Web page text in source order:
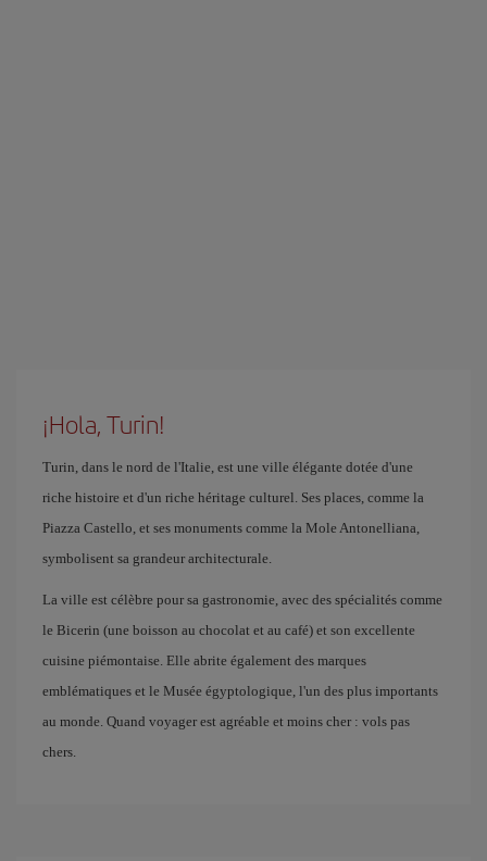
¡Hola, Turin!
Turin, dans le nord de l'Italie, est une ville élégante dotée d'une
riche histoire et d'un riche héritage culturel. Ses places, comme la
Piazza Castello, et ses monuments comme la Mole Antonelliana,
symbolisent sa grandeur architecturale.
La ville est célèbre pour sa gastronomie, avec des spécialités comme
le Bicerin (une boisson au chocolat et au café) et son excellente
cuisine piémontaise. Elle abrite également des marques
emblématiques et le Musée égyptologique, l'un des plus importants
au monde. Quand voyager est agréable et moins cher : vols pas
chers.